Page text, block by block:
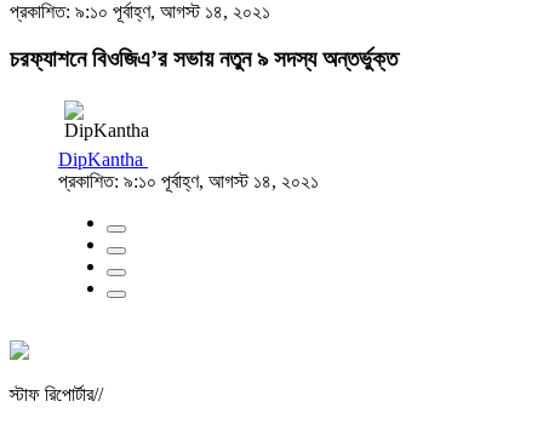
প্রকাশিত: ৯:১০ পূর্বাহ্ণ, আগস্ট ১৪, ২০২১
চরফ্যাশনে বিওজিএ’র সভায় নতুন ৯ সদস্য অন্তর্ভুক্ত
DipKantha
প্রকাশিত: ৯:১০ পূর্বাহ্ণ, আগস্ট ১৪, ২০২১
স্টাফ রিপোর্টার//